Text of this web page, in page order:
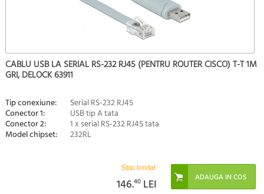
CABLU USB LA SERIAL RS-232 RJ45 (PENTRU ROUTER CISCO) T-T 1M
GRI, DELOCK 63911
Tip conexiune: Serial RS-232 RJ45
Conector 1: USB tip A tata
Conector 2: 1 x serial RS-232 RJ45 tata
Model chipset: 232RL
Stoc limitat
146.40 LEI